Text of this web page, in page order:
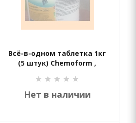
Всё-в-одном таблетка 1кг
(5 штук) Chemoform ,
Нет в наличии